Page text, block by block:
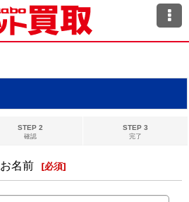
STEP 2
確認
STEP 3
完了
お名前 [必須]